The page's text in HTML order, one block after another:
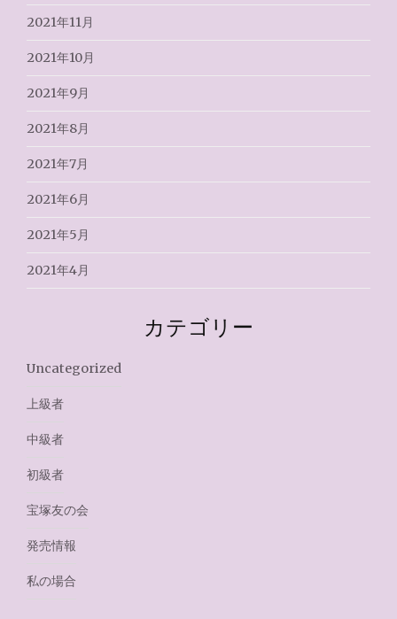
2021年11月
2021年10月
2021年9月
2021年8月
2021年7月
2021年6月
2021年5月
2021年4月
カテゴリー
Uncategorized
上級者
中級者
初級者
宝塚友の会
発売情報
私の場合